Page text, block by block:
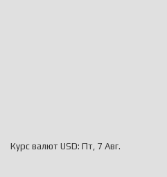
Курс валют USD: Пт, 7 Авг.